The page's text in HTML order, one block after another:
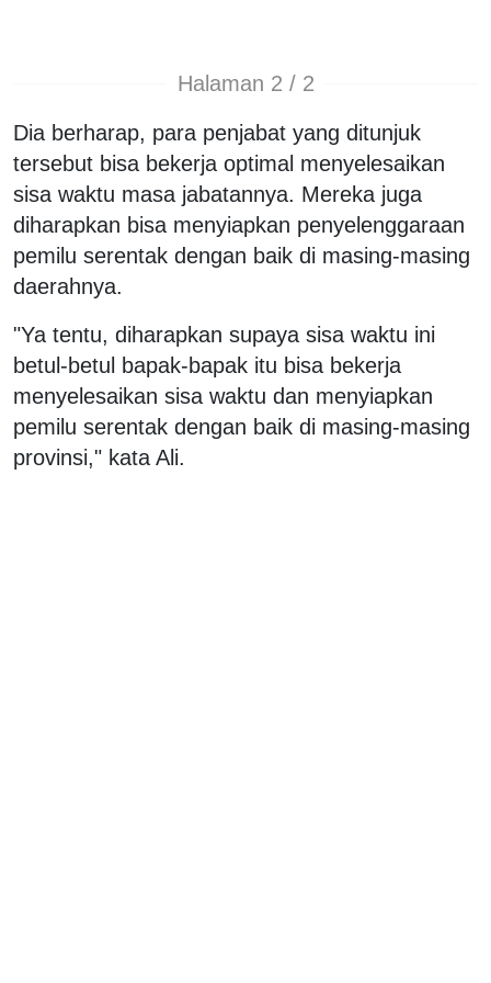
Halaman 2 / 2
Dia berharap, para penjabat yang ditunjuk
tersebut bisa bekerja optimal menyelesaikan
sisa waktu masa jabatannya. Mereka juga
diharapkan bisa menyiapkan penyelenggaraan
pemilu serentak dengan baik di masing-masing
daerahnya.
"Ya tentu, diharapkan supaya sisa waktu ini
betul-betul bapak-bapak itu bisa bekerja
menyelesaikan sisa waktu dan menyiapkan
pemilu serentak dengan baik di masing-masing
provinsi," kata Ali.